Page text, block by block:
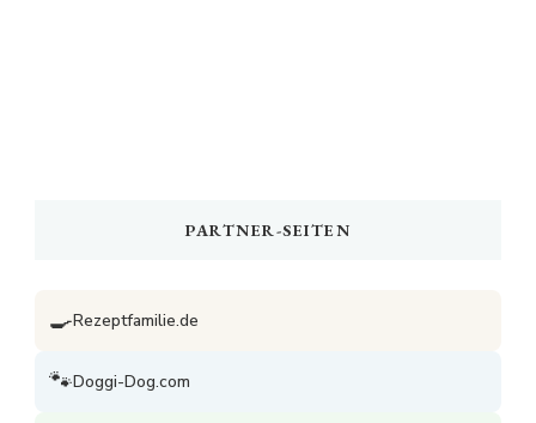
PARTNER-SEITEN
🍳Rezeptfamilie.de
🐾Doggi-Dog.com